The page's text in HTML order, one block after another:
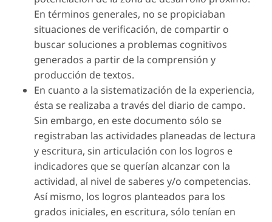
En términos generales, no se propiciaban
situaciones de verificación, de compartir o
buscar soluciones a problemas cognitivos
generados a partir de la comprensión y
producción de textos.
En cuanto a la sistematización de la experiencia,
ésta se realizaba a través del diario de campo.
Sin embargo, en este documento sólo se
registraban las actividades planeadas de lectura
y escritura, sin articulación con los logros e
indicadores que se querían alcanzar con la
actividad, al nivel de saberes y/o competencias.
Así mismo, los logros planteados para los
grados iniciales, en escritura, sólo tenían en